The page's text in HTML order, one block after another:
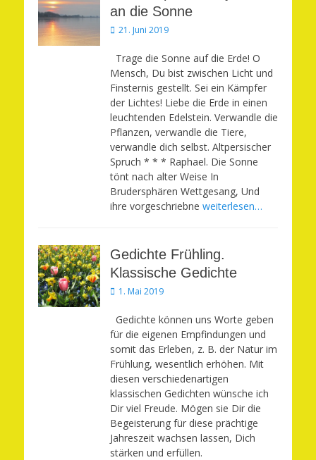
an die Sonne
Veröffentlicht
21. Juni 2019
Trage die Sonne auf die Erde! O
Mensch, Du bist zwischen Licht und
Finsternis gestellt. Sei ein Kämpfer
der Lichtes! Liebe die Erde in einen
leuchtenden Edelstein. Verwandle die
Pflanzen, verwandle die Tiere,
verwandle dich selbst. Altpersischer
Spruch * * * Raphael. Die Sonne
tönt nach alter Weise In
Brudersphären Wettgesang, Und
ihre vorgeschriebne weiterlesen…
Gedichte Frühling.
Klassische Gedichte
Veröffentlicht
1. Mai 2019
Gedichte können uns Worte geben
für die eigenen Empfindungen und
somit das Erleben, z. B. der Natur im
Frühlung, wesentlich erhöhen. Mit
diesen verschiedenartigen
klassischen Gedichten wünsche ich
Dir viel Freude. Mögen sie Dir die
Begeisterung für diese prächtige
Jahreszeit wachsen lassen, Dich
stärken und erfüllen.